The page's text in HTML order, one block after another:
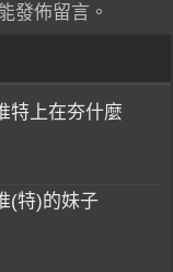
發佈留言。
特上在夯什麼
(特)的妹子